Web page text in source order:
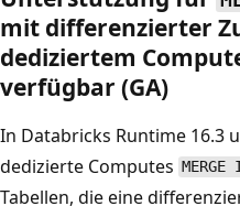
mit differenzierter
dediziertem
verfügbar (GA)
In Databricks Runtime 16.3
dedizierte Computes MERGE
Tabellen, die eine